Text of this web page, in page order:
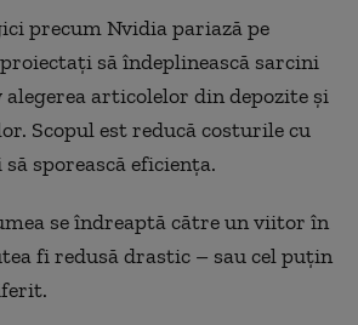
precum Nvidia pariază pe
să îndeplinească sarcini
articolelor din depozite și
Scopul est reducă costurile cu
sporească eficiența.
se îndreaptă către un viitor în
fi redusă drastic – sau cel puțin